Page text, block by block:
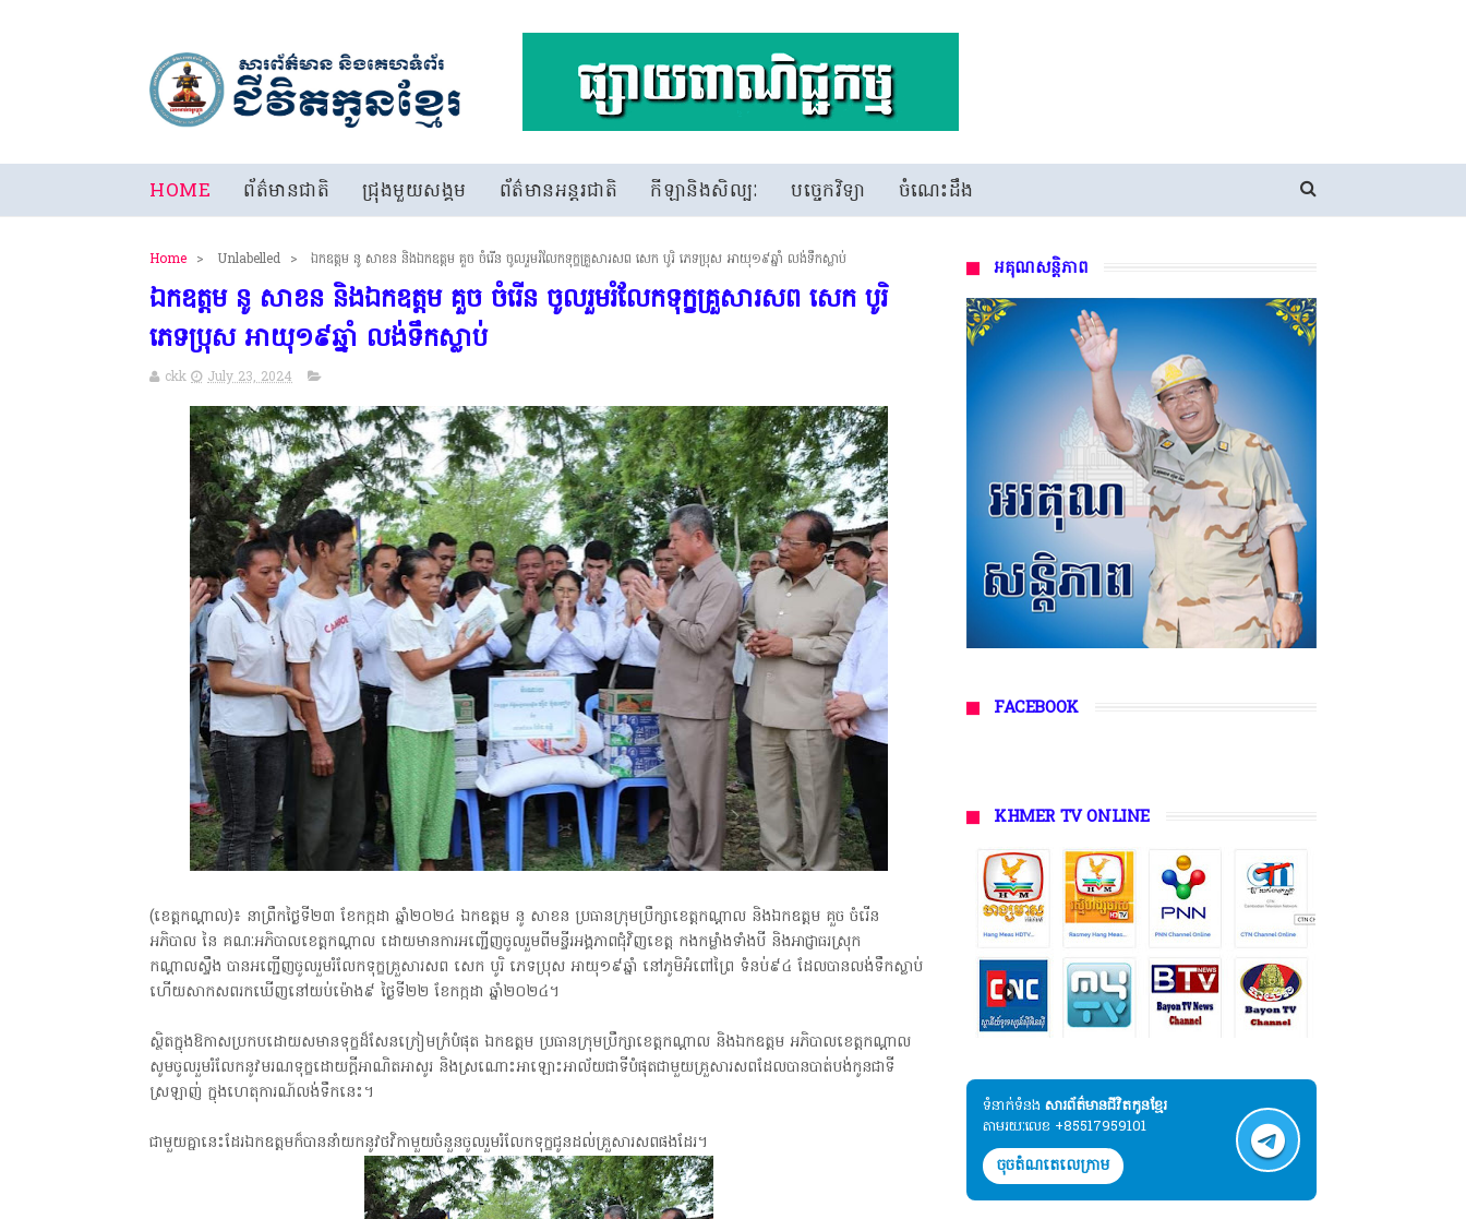
HOME ព័ត៌មានជាតិ ជ្រុងមួយសង្គម ព័ត៌មានអន្តរជាតិ កីឡានិងសិល្បៈ បច្ចេកវិទ្យា ចំណេះដឹង
Home > Unlabelled > ឯកឧត្តម នូ សាខន និងឯកឧត្តម គួច ចំរើន ចូលរួមរំលែកទុក្ខគ្រួសារសព សេក បូរិ ភេទប្រុស អាយុ១៩ឆ្នាំ លង់ទឹកស្លាប់
ឯកឧត្តម នូ សាខន និងឯកឧត្តម គួច ចំរើន ចូលរួមរំលែកទុក្ខគ្រួសារសព សេក បូរិ
ភេទប្រុស អាយុ១៩ឆ្នាំ លង់ទឹកស្លាប់
ckk July 23, 2024
(ខេត្តកណ្តាល)៖ នាព្រឹកថ្ងៃទី២៣ ខែកក្កដា ឆ្នាំ២០២៤ ឯកឧត្តម នូ សាខន ប្រធានក្រុមប្រឹក្សាខេត្តកណ្តាល និងឯកឧត្តម គួច ចំរើន
អភិបាល នៃ គណៈអភិបាលខេត្តកណ្ដាល ដោយមានការអញ្ជើញចូលរួមពីមន្ទីរអង្គភាពជុំវិញខេត្ត កងកម្លាំងទាំងបី និងអាជ្ញាធរស្រុក
កណ្ដាលស្ទឹង បានអញ្ជើញចូលរួមរំលែកទុក្ខគ្រួសារសព សេក បូរិ ភេទប្រុស អាយុ១៩ឆ្នាំ នៅភូមិអំពៅព្រៃ ទំនប់៩៤ ដែលបានលង់ទឹកស្លាប់
ហើយសាកសពរកឃើញនៅយប់ម៉ោង៩ ថ្ងៃទី២២ ខែកក្កដា ឆ្នាំ២០២៤។
ស្ថិតក្នុងឱកាសប្រកបដោយសមានទុក្ខដ៏សែនក្រៀមក្រំបំផុត ឯកឧត្តម ប្រធានក្រុមប្រឹក្សាខេត្តកណ្តាល និងឯកឧត្តម អភិបាលខេត្តកណ្តាល
សូមចូលរួមរំលែកនូវមរណទុក្ខដោយក្តីអាណិតអាសូរ និងស្រណោះអាឡោះអាល័យជាទីបំផុតជាមួយគ្រួសារសពដែលបានបាត់បង់កូនជាទី
ស្រឡាញ់ ក្នុងហេតុការណ៍លង់ទឹកនេះ។
ជាមួយគ្នានេះដែរឯកឧត្តមក៏បាននាំយកនូវថវិកាមួយចំនួនចូលរួមរំលែកទុក្ខជូនដល់គ្រួសារសពផងដែរ។
អគុណសន្តិភាព
FACEBOOK
KHMER TV ONLINE
ទំនាក់ទំនង​​ សារព័ត៌មានជីវិតកូនខ្មែរ
តាមរយៈលេខ +85517959101
ចុចតំណតេលេក្រាម